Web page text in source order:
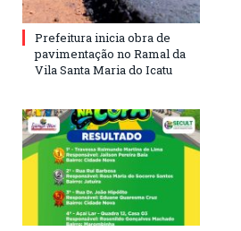
Prefeitura inicia obra de
pavimentação no Ramal da
Vila Santa Maria do Icatu